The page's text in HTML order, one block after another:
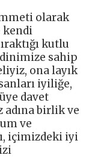
olarak
kendi
kutlu
dinimize sahip
ona layık
iyiliğe,
davet
birlik ve
ve
içimizdeki iyi